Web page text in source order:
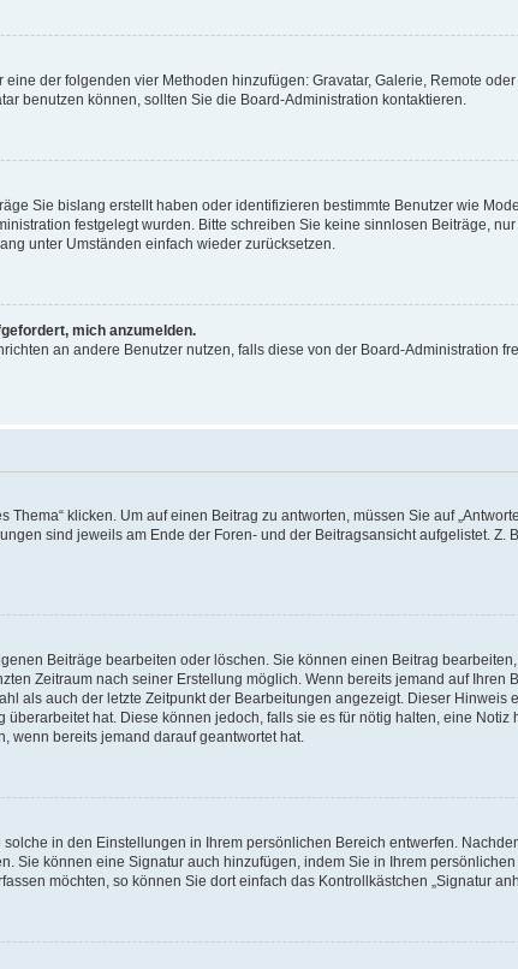
eine der folgenden vier Methoden hinzufügen: Gravatar, Galerie, Remote
benutzen können, sollten Sie die Board-Administration kontaktieren.
Sie bislang erstellt haben oder identifizieren bestimmte Benutzer wie
festgelegt wurden. Bitte schreiben Sie keine sinnlosen Beiträge,
unter Umständen einfach wieder zurücksetzen.
mich anzumelden.
an andere Benutzer nutzen, falls diese von der Board-Administration
klicken. Um auf einen Beitrag zu antworten, müssen Sie auf
sind jeweils am Ende der Foren- und der Beitragsansicht aufgelistet. Z.
Beiträge bearbeiten oder löschen. Sie können einen Beitrag
Zeitraum nach seiner Erstellung möglich. Wenn bereits jemand auf Ihren
als auch der letzte Zeitpunkt der Bearbeitungen angezeigt. Dieser Hinweis
hat. Diese können jedoch, falls sie es für nötig halten, eine
wenn bereits jemand darauf geantwortet hat.
in den Einstellungen in Ihrem persönlichen Bereich entwerfen.
Sie können eine Signatur auch hinzufügen, indem Sie in Ihrem
möchten, so können Sie dort einfach das Kontrollkästchen „Signatur